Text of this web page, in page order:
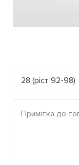
28 (ріст 92-98)